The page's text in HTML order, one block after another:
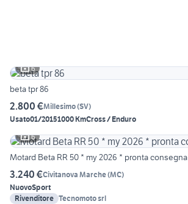
6
beta tpr 86
2.800 €Millesimo(SV)
Usato01/20151000 KmCross / Enduro
6
Motard Beta RR 50 * my 2026 * pronta consegna
3.240 €Civitanova Marche(MC)
NuovoSport
Rivenditore Tecnomoto srl